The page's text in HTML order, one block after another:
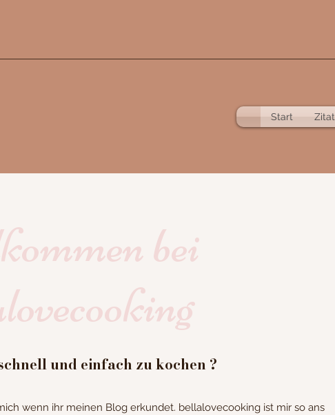
Start Zitat
bei
und einfach zu kochen ?
wenn ihr meinen Blog erkundet. bellalovecooking ist mir so ans